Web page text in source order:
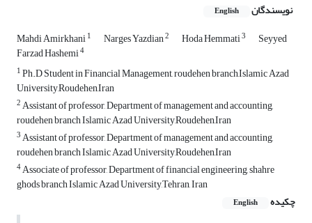
نویسندگان English
Mahdi Amirkhani1 Narges Yazdian2 Hoda Hemmati3 Seyyed
Farzad Hashemi4
1Ph.D Student in Financial Management, roudehen branch,Islamic Azad
University,Roudehen,Iran
2Assistant of professor, Department of management and accounting,
roudehen branch Islamic Azad University,Roudehen,Iran
3Assistant of professor, Department of management and accounting,
roudehen branch Islamic Azad University,Roudehen,Iran
4Associate of professor, Department of financial engineering, shahre
ghods branch Islamic Azad University,Tehran, Iran
چکیده
English